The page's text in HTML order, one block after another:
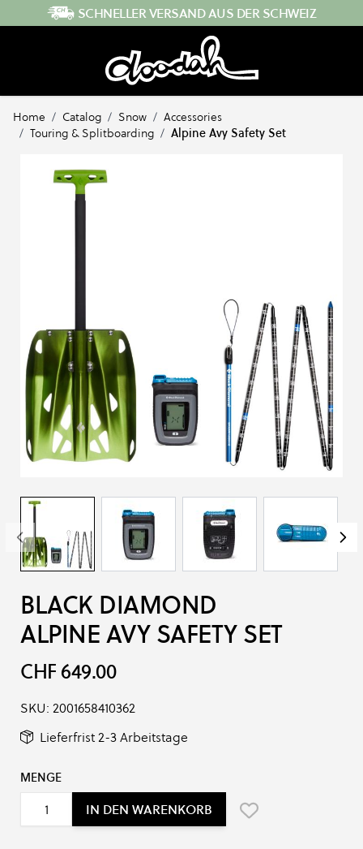
Direkt zum InhaltSCHNELLER VERSAND AUS DER SCHWEIZ
Home / Catalog / Snow / Accessories
/ Touring & Splitboarding / Alpine Avy Safety Set
BLACK DIAMOND
ALPINE AVY SAFETY SET
CHF 649.00
SKU: 2001658410362
Lieferfrist 2-3 Arbeitstage
MENGE
IN DEN WARENKORB